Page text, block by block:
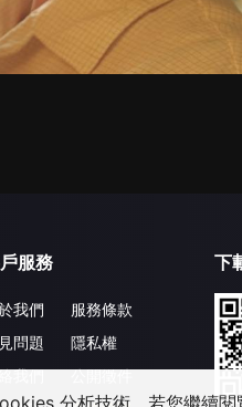
服務
我們
問題
我們
服務條款
隱私權
公開徵件
下
分析技術。若您繼續閱